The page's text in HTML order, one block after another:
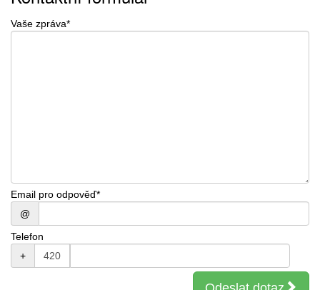
Vaše zpráva*
Email pro odpověď*
@
Telefon
+